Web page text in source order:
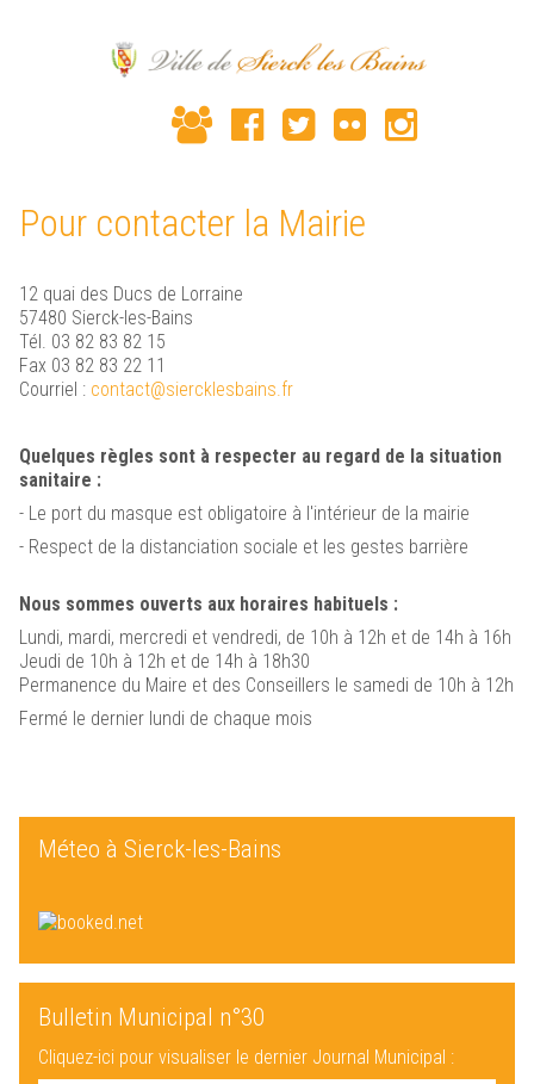
Pour contacter la Mairie
12 quai des Ducs de Lorraine
57480 Sierck-les-Bains
Tél. 03 82 83 82 15
Fax 03 82 83 22 11
Courriel : contact@siercklesbains.fr
Quelques règles sont à respecter au regard de la situation
sanitaire :
- Le port du masque est obligatoire à l'intérieur de la mairie
- Respect de la distanciation sociale et les gestes barrière
Nous sommes ouverts aux horaires habituels :
Lundi, mardi, mercredi et vendredi, de 10h à 12h et de 14h à 16h
Jeudi de 10h à 12h et de 14h à 18h30
Permanence du Maire et des Conseillers le samedi de 10h à 12h
Fermé le dernier lundi de chaque mois
Méteo à Sierck-les-Bains
Bulletin Municipal n°30
Cliquez-ici pour visualiser le dernier Journal Municipal :